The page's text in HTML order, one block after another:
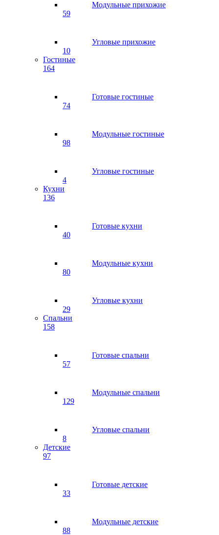
Модульные прихожие
59
Угловые прихожие
10
Гостиные
164
Готовые гостиные
74
Модульные гостиные
98
Угловые гостиные
4
Кухни
136
Готовые кухни
40
Модульные кухни
80
Угловые кухни
29
Спальни
158
Готовые спальни
57
Модульные спальни
129
Угловые спальни
8
Детские
97
Готовые детские
33
Модульные детские
88